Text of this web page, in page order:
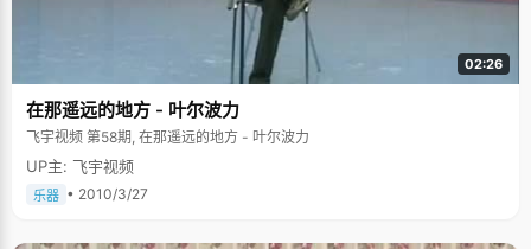
02:26
在那遥远的地方 - 叶尔波力
飞宇视频 第58期, 在那遥远的地方 - 叶尔波力
UP主: 飞宇视频
乐器 • 2010/3/27